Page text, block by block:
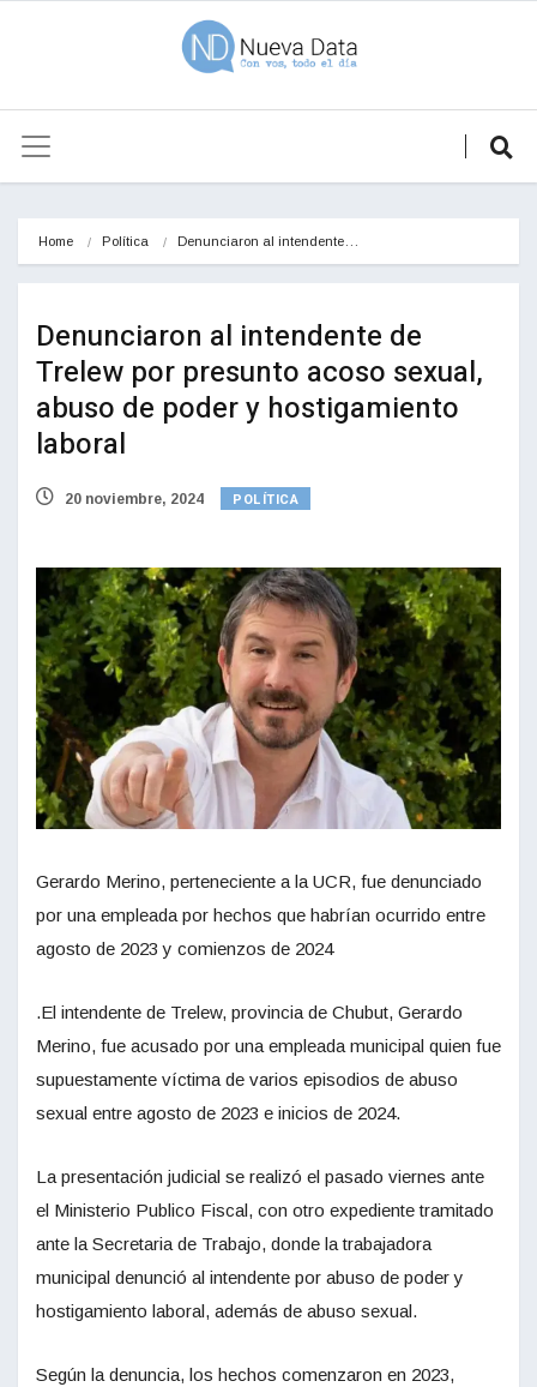
Home Política Denunciaron al intendente…
Denunciaron al intendente de
Trelew por presunto acoso sexual,
abuso de poder y hostigamiento
laboral
20 noviembre, 2024 POLÍTICA
Gerardo Merino, perteneciente a la UCR, fue denunciado
por una empleada por hechos que habrían ocurrido entre
agosto de 2023 y comienzos de 2024
.El intendente de Trelew, provincia de Chubut, Gerardo
Merino, fue acusado por una empleada municipal quien fue
supuestamente víctima de varios episodios de abuso
sexual entre agosto de 2023 e inicios de 2024.
La presentación judicial se realizó el pasado viernes ante
el Ministerio Publico Fiscal, con otro expediente tramitado
ante la Secretaria de Trabajo, donde la trabajadora
municipal denunció al intendente por abuso de poder y
hostigamiento laboral, además de abuso sexual.
Según la denuncia, los hechos comenzaron en 2023,